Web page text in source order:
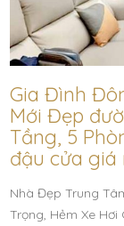
Gia Đình
Mới Đẹp
Tầng, 5
đậu cửa giá
Nhà Đẹp Trung
Trọng, Hẻm Xe